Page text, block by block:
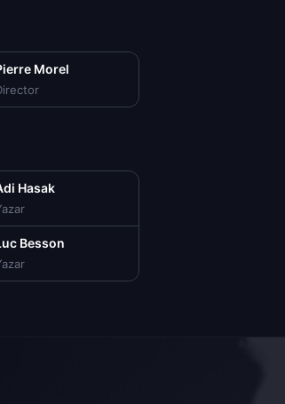
Morel
Hasak
Besson